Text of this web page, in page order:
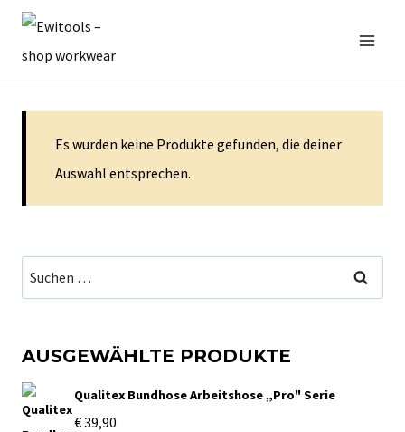
Zum
Es wurden keine Produkte gefunden, die deiner
Auswahl entsprechen.
Suchen
nach:
AUSGEWÄHLTE PRODUKTE
Qualitex Bundhose Arbeitshose „Pro" Serie
€39,90